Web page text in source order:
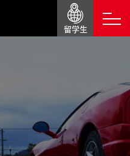
留学生